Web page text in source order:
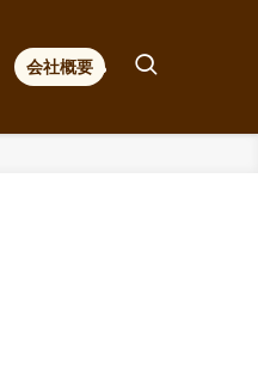
会社概要